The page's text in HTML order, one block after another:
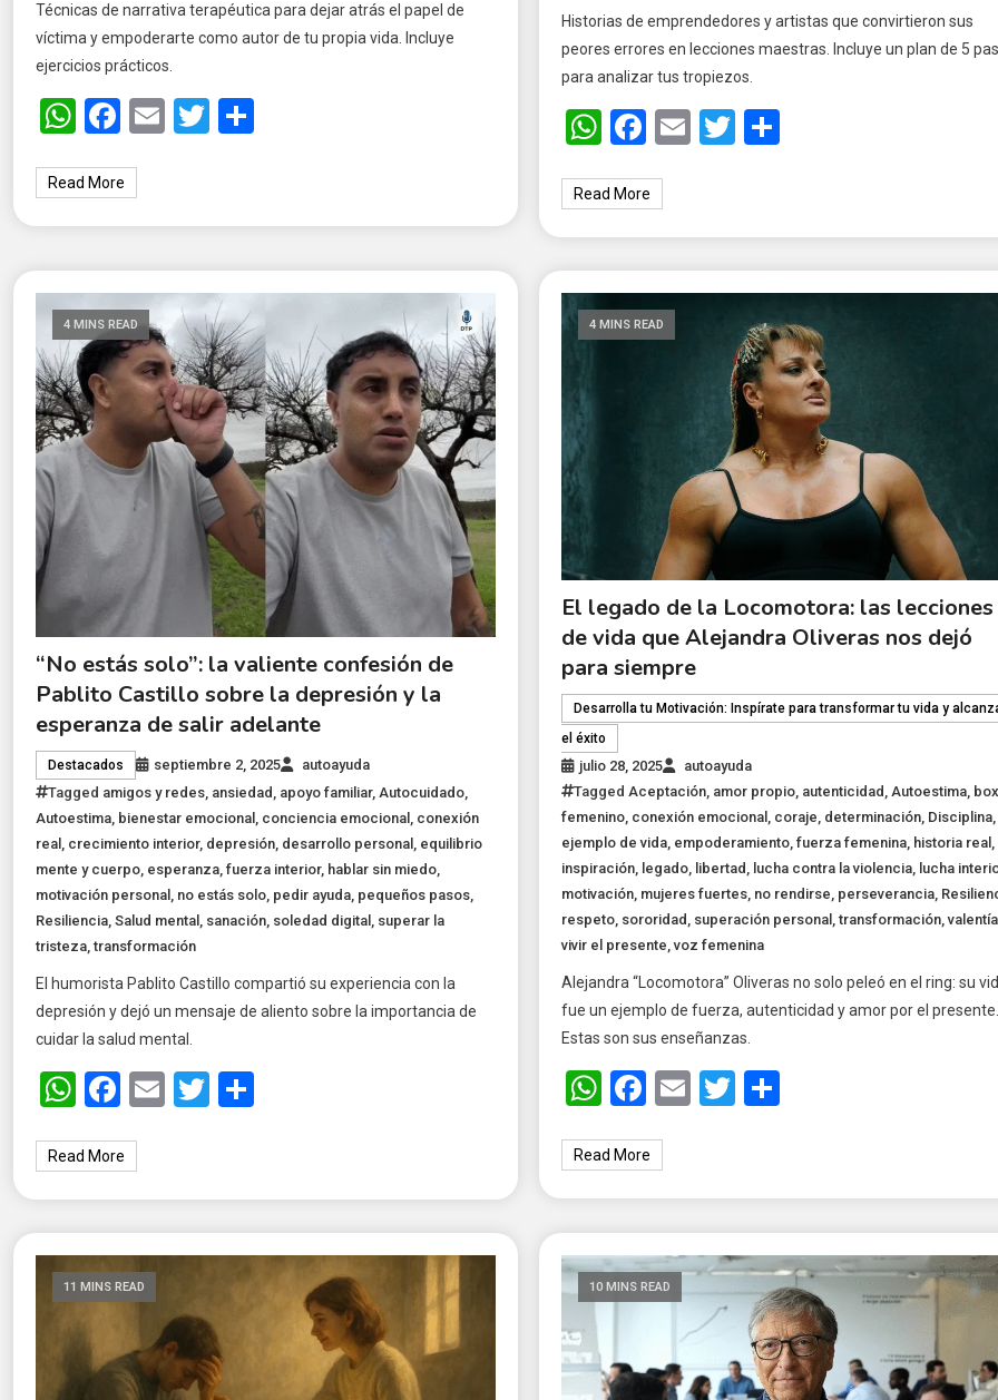
Técnicas de narrativa terapéutica para dejar atrás el papel de
víctima y empoderarte como autor de tu propia vida. Incluye
ejercicios prácticos.
WhatsApp
Facebook
EmailTwitter
Read More
Historias de emprendedores y artistas que convirtieron sus
peores errores en lecciones maestras. Incluye un plan de 5
para analizar tus tropiezos.
WhatsApp
Facebook
EmailTwitter
Share
Read More
4 MINS READ
“No estás solo”: la valiente confesión de
Pablito Castillo sobre la depresión y la
esperanza de salir adelante
Destacados septiembre 2, 2025
autoayuda
Tagged amigos y redes ansiedad apoyo familiar, Autocuidado
Autoestima bienestar emocional conciencia emocional
conexión
real
crecimiento interior, depresión desarrollo personal
equilibrio
mente y cuerpo esperanza ,fuerza interior, hablar sin miedo
motivación personal
no estás solo pedir ayuda pequeños pasos
Resiliencia ,Salud mental sanación soledad digital
superar la
tristeza ,transformación
El humorista Pablito Castillo compartió su experiencia con la
depresión y dejó un mensaje de aliento sobre la importancia de
cuidar la salud mental.
WhatsApp
Facebook
EmailTwitter
Read More
4 MINS READ
El legado de la Locomotora: las lecciones
de vida que Alejandra Oliveras nos dejó
para siempre
Desarrolla tu Motivación: Inspírate para transformar tu vida y
el éxito
julio 28, 2025
autoayuda
Tagged Aceptación, amor propio, autenticidad Autoestima,
femenino, conexión emocional coraje determinación, Disciplina,
ejemplo de vida, empoderamiento, fuerza femenina, historia real
inspiración, legado, libertad lucha contra la violencia,
lucha
motivación, mujeres fuertes, no rendirse perseverancia,
respeto, sororidad superación personal ,transformación,valentía
vivir el presente ,voz femenina
Alejandra “Locomotora” Oliveras no solo peleó en el ring: su
fue un ejemplo de fuerza, autenticidad y amor por el presente.
Estas son sus enseñanzas.
WhatsApp
Facebook
EmailTwitter
Share
Read More
11 MINS READ 10 MINS READ